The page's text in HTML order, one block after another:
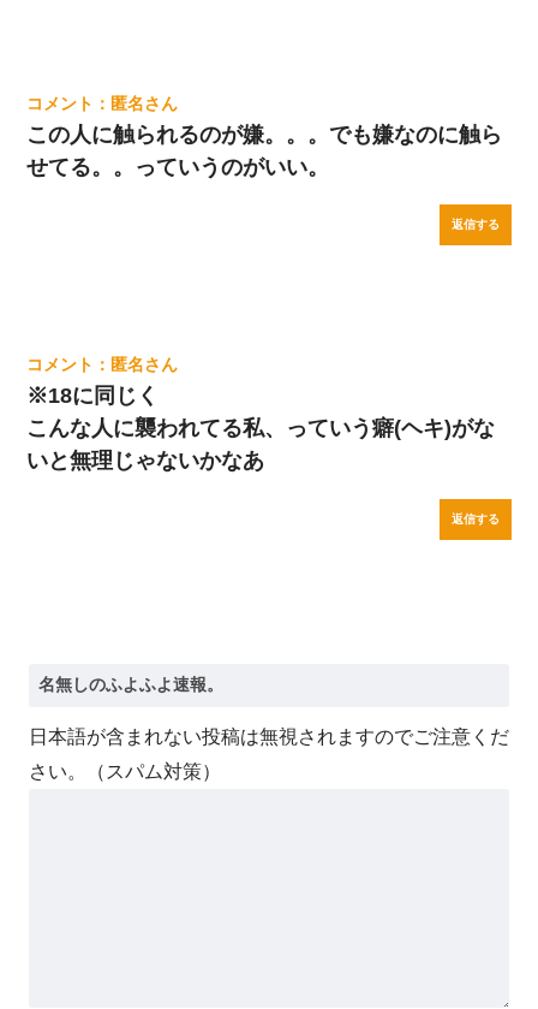
匿名
この人に触られるのが嫌。。。でも嫌なのに触ら
せてる。。っていうのがいい。
返信する
匿名
※18に同じく
こんな人に襲われてる私、っていう癖(ヘキ)がな
いと無理じゃないかなあ
返信する
日本語が含まれない投稿は無視されますのでご注意くだ
さい。（スパム対策）